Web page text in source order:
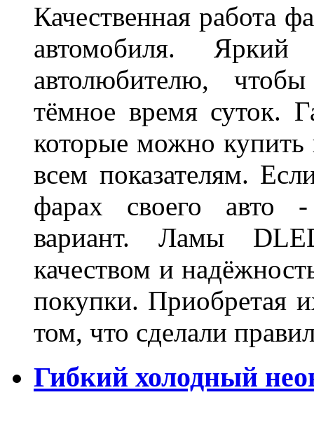
Качественная работа
автомобиля.
автолюбителю,
тёмное время суток.
которые можно
всем показателям.
фарах своего авто
вариант. Ламы
качеством и
покупки. Приобретая
том, что сделали
Гибкий холодный